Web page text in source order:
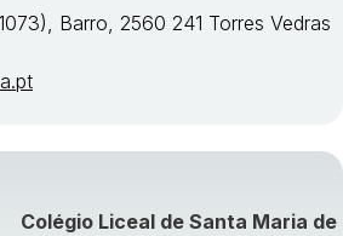
Barro, 2560 241 Torres Vedras
Colégio Liceal de Santa Maria de